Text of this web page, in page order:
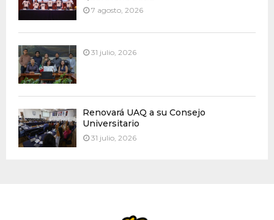
7 agosto, 2026
31 julio, 2026
Renovará UAQ a su Consejo
Universitario
31 julio, 2026